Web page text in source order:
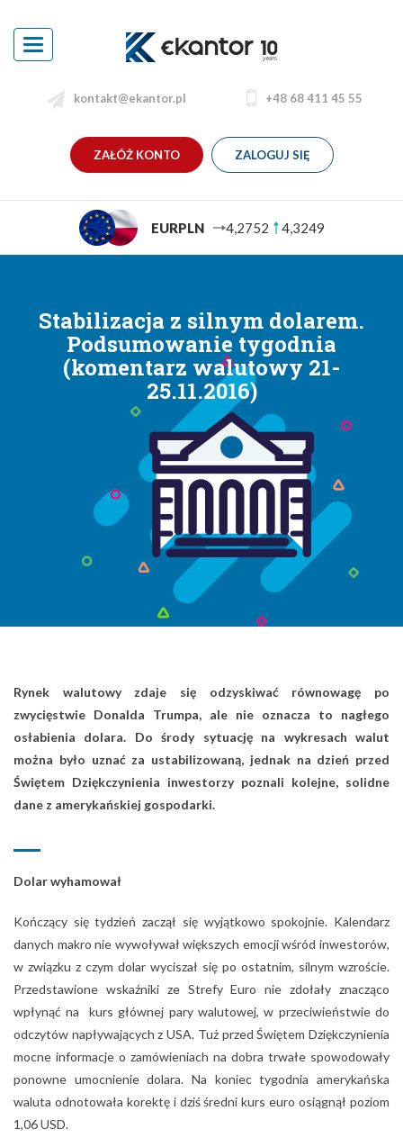
Toggle
navigation
kontakt@ekantor.pl +48 68 411 45 55
ZAŁÓŻ KONTO ZALOGUJ SIĘ
EURPLN 4,2752 4,3249
Stabilizacja z silnym dolarem.
Podsumowanie tygodnia
(komentarz walutowy 21-
25.11.2016)
Rynek walutowy zdaje się odzyskiwać równowagę po
zwycięstwie Donalda Trumpa, ale nie oznacza to nagłego
osłabienia dolara. Do środy sytuację na wykresach walut
można było uznać za ustabilizowaną, jednak na dzień przed
Świętem Dziękczynienia inwestorzy poznali kolejne, solidne
dane z amerykańskiej gospodarki.
Dolar wyhamował
Kończący się tydzień zaczął się wyjątkowo spokojnie. Kalendarz
danych makro nie wywoływał większych emocji wśród inwestorów,
w związku z czym dolar wyciszał się po ostatnim, silnym wzroście.
Przedstawione wskaźniki ze Strefy Euro nie zdołały znacząco
wpłynąć na kurs głównej pary walutowej, w przeciwieństwie do
odczytów napływających z USA. Tuż przed Świętem Dziękczynienia
mocne informacje o zamówieniach na dobra trwałe spowodowały
ponowne umocnienie dolara. Na koniec tygodnia amerykańska
waluta odnotowała korektę i dziś średni kurs euro osiągnął poziom
1,06 USD.